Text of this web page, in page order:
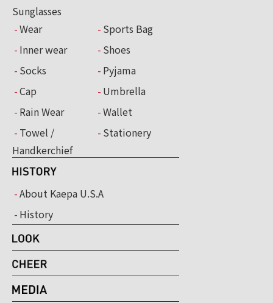
Sunglasses
Wear
Sports Bag
Inner wear
Shoes
Socks
Pyjama
Cap
Umbrella
Rain Wear
Wallet
Towel /
Handkerchief
Stationery
About Kaepa U.S.A
History